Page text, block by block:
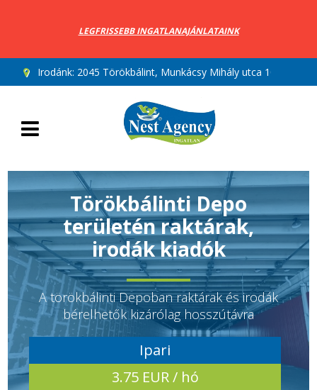
LEGFRISSEBB INGATLANAJÁNLATAINK
Irodánk: 2045 Törökbálint, Munkácsy Mihály utca 10.
Törökbálinti Depo
területén raktárak,
irodák kiadók
A törökbálinti Depoban raktárak és irodák
bérelhetők kizárólag hosszútávra
Ipari
3.75 EUR / hó